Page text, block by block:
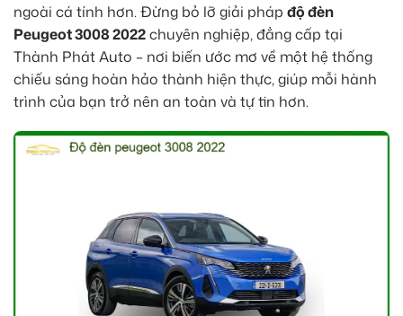
ngoài cá tính hơn. Đừng bỏ lỡ giải pháp độ đèn
Peugeot 3008 2022chuyên nghiệp, đẳng cấp tại
Thành Phát Auto – nơi biến ước mơ về một hệ thống
chiếu sáng hoàn hảo thành hiện thực, giúp mỗi hành
trình của bạn trở nên an toàn và tự tin hơn.